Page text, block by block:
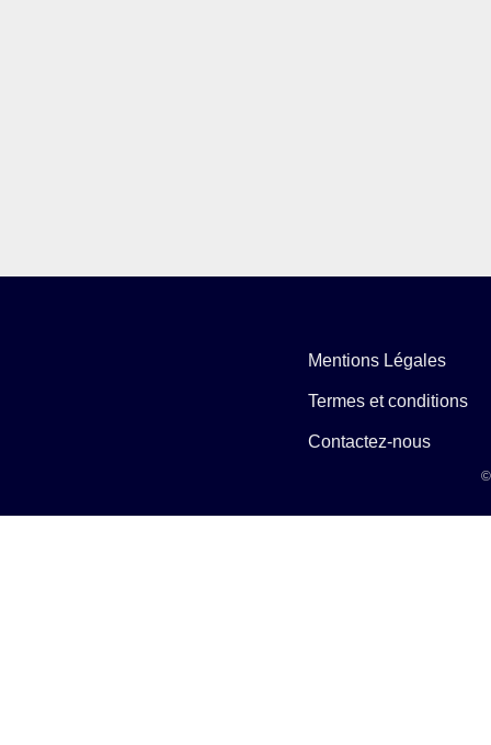
Mentions Légales
Termes et conditions
Contactez-nous
©